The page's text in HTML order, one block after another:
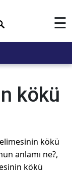
☰
kökü
kökü
anlamı ne?,
kökü